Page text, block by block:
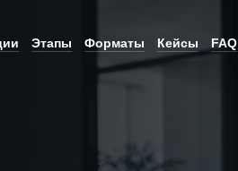
Этапы Форматы Кейсы FAQ